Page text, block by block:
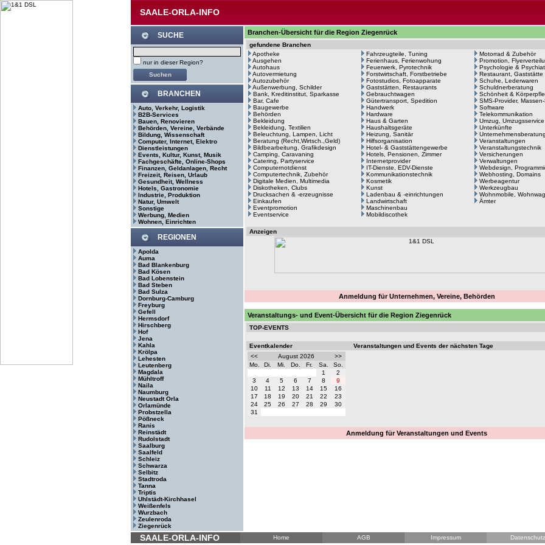
SAALE-ORLA-INFO
SUCHE
nur in dieser Region?
BRANCHEN
Auto, Verkehr, Logistik
B2B-Services
Bauen, Renovieren
Behörden, Vereine, Verbände
Bildung, Wissenschaft
Computer, Internet, Elektro
Dienstleistungen
Events, Kultur, Kunst, Musik
Fachgeschäfte, Online-Shops
Finanzen, Geldanlagen, Recht
Freizeit, Reisen, Urlaub
Gesundheit, Wellness
Hotels, Gastronomie
Industrie, Produktion
Natur, Umwelt
Sonstige
Werbung, Medien
Wohnen, Einrichten
REGIONEN
Apolda
Auma
Bad Blankenburg
Bad Kösen
Bad Lobenstein
Bad Steben
Bad Sulza
Dornburg-Camburg
Freyburg
Gefell
Hermsdorf
Hirschberg
Hof
Jena
Kahla
Krölpa
Lehesten
Leutenberg
Magdala
Mühltroff
Naila
Naumburg
Neustadt Orla
Orlamünde
Probstzella
Pößneck
Ranis
Reinstädt
Rudolstadt
Saalburg
Saalfeld
Schleiz
Schwarza
Selbitz
Stadtroda
Tanna
Triptis
Uhlstädt-Kirchhasel
Weißenfels
Wurzbach
Zeulenroda
Ziegenrück
Branchen-Übersicht für die Region Ziegenrück
gefundene Branchen
Apotheke
Ausgehen
Autohaus
Autovermietung
Autozubehör
Außenwerbung, Schilder
Bank, Kreditinstitut, Sparkasse
Bar, Cafe
Baugewerbe
Behörden
Bekleidung
Bekleidung, Textilien
Beleuchtung, Lampen, Licht
Beratung (Recht,Wirtsch.,Geld)
Bildbearbeitung, Grafikdesign
Camping, Caravaning
Catering, Partyservice
Computernotdienst
Computertechnik, Zubehör
Digitale Medien, Multimedia
Diskotheken, Clubs
Drucksachen & -erzeugnisse
Einkaufen
Eventpromotion
Eventservice
Fahrzeugteile, Tuning
Ferienhaus, Ferienwohung
Feuerwerk, Pyrotechnik
Forstwirtschaft, Forstbetriebe
Fotostudios, Fotoapparate
Gaststätten, Restaurants
Gebrauchtwagen
Gütertransport, Spedition
Handwerk
Hardware
Haus & Garten
Haushaltsgeräte
Heizung, Sanitär
Hilfsorganisation
Hotel- & Gaststättengewerbe
Hotels, Pensionen, Zimmer
Internetprovider
IT-Dienste, EDV-Dienste
Kommunikationstechnik
Kosmetik
Kunst
Ladenbau & -einrichtungen
Landwirtschaft
Maschinenbau
Mobildiscothek
Motorrad & Zubehör
Promotion,
Psychologie &
Restaurant, Gaststätte
Schuhe, Lederwaren
Schuldnerberatung
Schönheit &
SMS-Provider,
Software
Telekommunikation
Umzug, Umzugsservice
Unterkünfte
Unternehmensberatung
Veranstaltungen
Veranstaltungstechnik
Versicherungen
Verwaltungen
Webdesign,
Webhosting, Domains
Werbeagentur
Werkzeugbau
Wohnmobile,
Ämter
Anzeigen
Anmeldung für Unternehmen, Vereine, Behörden
Veranstaltungs- und Event-Übersicht für die Region Ziegenrück
TOP-EVENTS
Eventkalender
Veranstaltungen und Events der nächsten Tage
<<
August 2026
>>
Mo.
Di. Mi. Do. Fr. Sa.
So.
1
2
3
4 5 6 7 8
9
10
11 12 13 14 15
16
17
18 19 20 21 22
23
24
25 26 27 28 29
30
31
Anmeldung für Veranstaltungen und Events
SAALE-ORLA-INFO Home AGB Impressum Datenschutz